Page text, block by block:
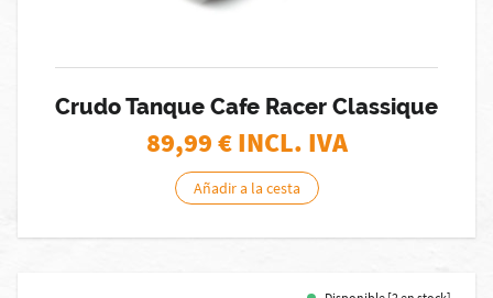
Crudo Tanque Cafe Racer Classique
89,99€ INCL. IVA
Añadir a la cesta